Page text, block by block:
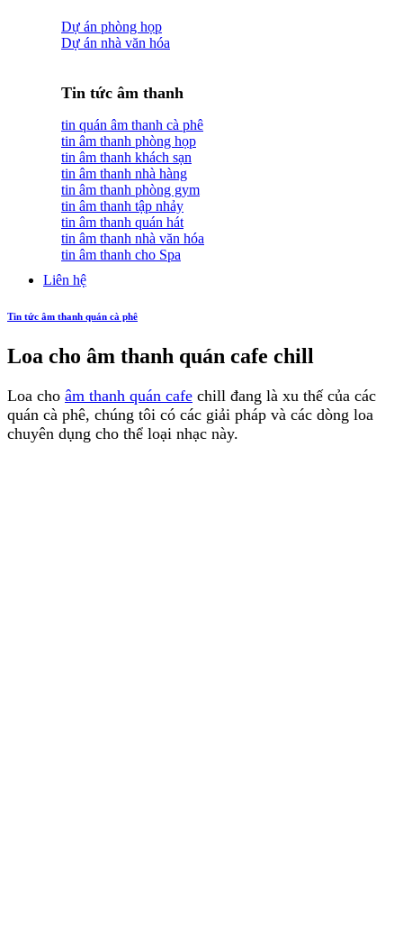
Dự án phòng họp
Dự án nhà văn hóa
Tin tức âm thanh
tin quán âm thanh cà phê
tin âm thanh phòng họp
tin âm thanh khách sạn
tin âm thanh nhà hàng
tin âm thanh phòng gym
tin âm thanh tập nhảy
tin âm thanh quán hát
tin âm thanh nhà văn hóa
tin âm thanh cho Spa
Liên hệ
Tin tức âm thanh quán cà phê
Loa cho âm thanh quán cafe chill
Loa cho âm thanh quán cafe chill đang là xu thế của các
quán cà phê, chúng tôi có các giải pháp và các dòng loa
chuyên dụng cho thể loại nhạc này.